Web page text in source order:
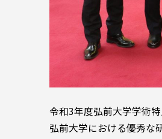
令和3年度弘前大学学術
弘前大学における優秀な